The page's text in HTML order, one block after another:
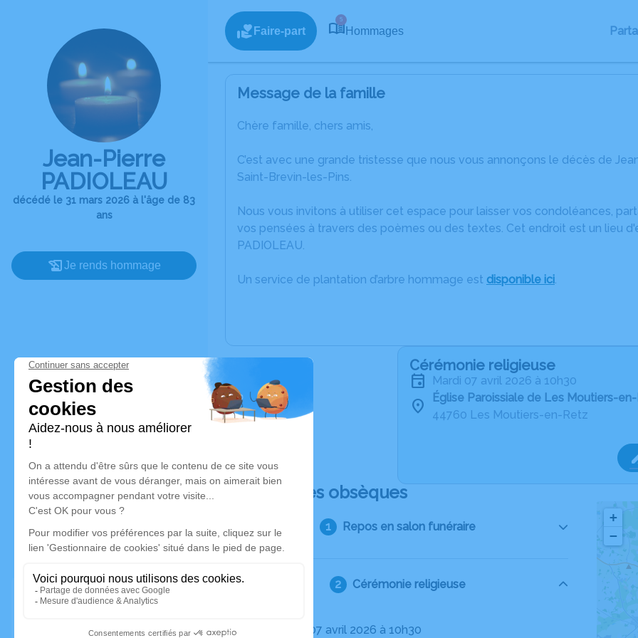
Jean-Pierre
PADIOLEAU
décédé le 31 mars 2026 à l'âge de 83
ans
Je rends hommage
Faire-part
5
Hommages
Message de la famille
Chère famille, chers amis,
C’est avec une grande tristesse que nous vous annonçons le décès de
Saint-Brevin-les-Pins.
Nous vous invitons à utiliser cet espace pour laisser vos condoléances,
vos pensées à travers des poèmes ou des textes. Cet endroit est un lieu
PADIOLEAU.
Un service de plantation d’arbre hommage est disponible ici.
Cérémonie religieuse
mardi 07 avril 2026 à 10h30
Église Paroissiale de Les Moutiers-
44760 Les Moutiers-en-Retz
Déroulé des obsèques
Repos en salon funéraire
Cérémonie religieuse
Le mardi 07 avril 2026 à 10h30
+
−